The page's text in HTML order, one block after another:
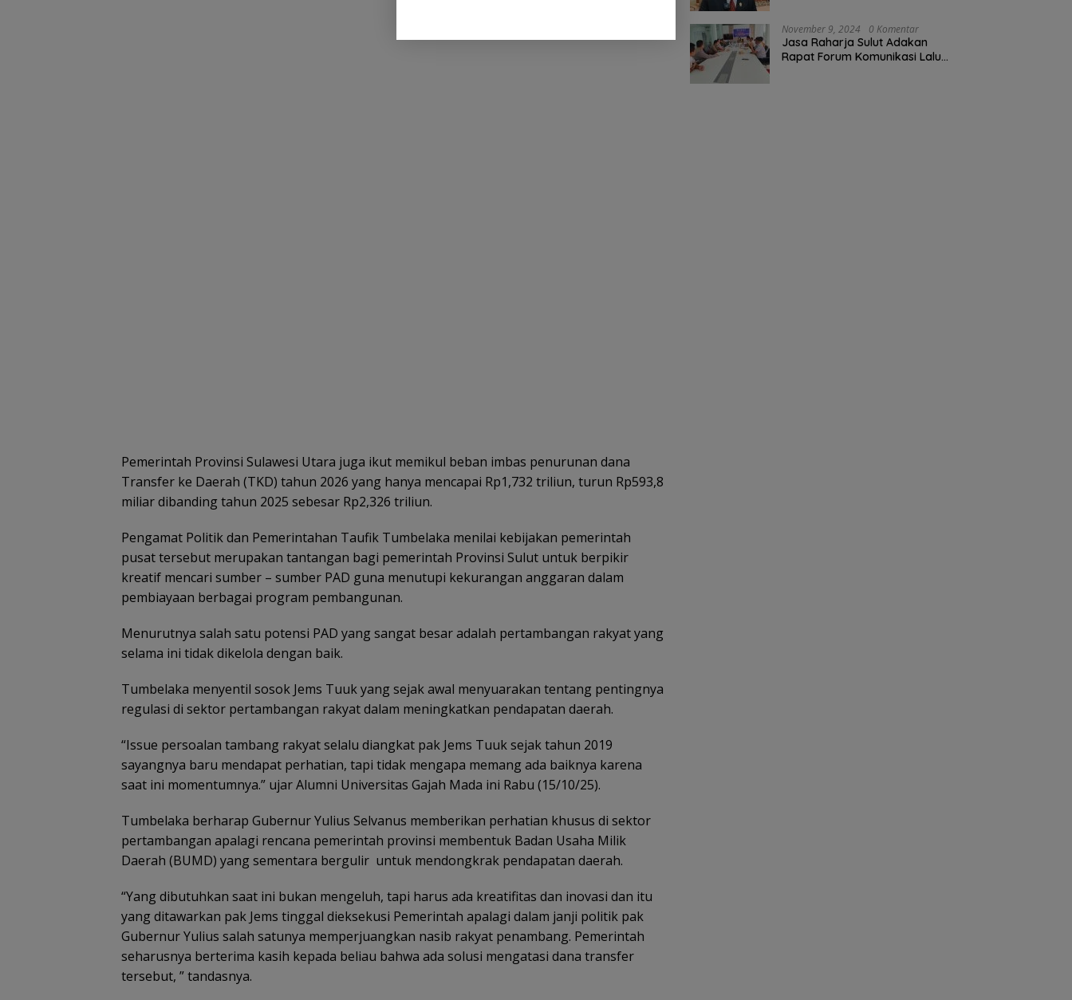
Pemerintah Provinsi Sulawesi Utara juga ikut memikul beban imbas penurunan dana
Transfer ke Daerah (TKD) tahun 2026 yang hanya mencapai Rp1,732 triliun, turun Rp593,8
miliar dibanding tahun 2025 sebesar Rp2,326 triliun.
Pengamat Politik dan Pemerintahan Taufik Tumbelaka menilai kebijakan pemerintah
pusat tersebut merupakan tantangan bagi pemerintah Provinsi Sulut untuk berpikir
kreatif mencari sumber – sumber PAD guna menutupi kekurangan anggaran dalam
pembiayaan berbagai program pembangunan.
Menurutnya salah satu potensi PAD yang sangat besar adalah pertambangan rakyat yang
selama ini tidak dikelola dengan baik.
Tumbelaka menyentil sosok Jems Tuuk yang sejak awal menyuarakan tentang pentingnya
regulasi di sektor pertambangan rakyat dalam meningkatkan pendapatan daerah.
“Issue persoalan tambang rakyat selalu diangkat pak Jems Tuuk sejak tahun 2019
sayangnya baru mendapat perhatian, tapi tidak mengapa memang ada baiknya karena
saat ini momentumnya.” ujar Alumni Universitas Gajah Mada ini Rabu (15/10/25).
Tumbelaka berharap Gubernur Yulius Selvanus memberikan perhatian khusus di sektor
pertambangan apalagi rencana pemerintah provinsi membentuk Badan Usaha Milik
Daerah (BUMD) yang sementara bergulir untuk mendongkrak pendapatan daerah.
“Yang dibutuhkan saat ini bukan mengeluh, tapi harus ada kreatifitas dan inovasi dan itu
yang ditawarkan pak Jems tinggal dieksekusi Pemerintah apalagi dalam janji politik pak
Gubernur Yulius salah satunya memperjuangkan nasib rakyat penambang. Pemerintah
seharusnya berterima kasih kepada beliau bahwa ada solusi mengatasi dana transfer
tersebut, ” tandasnya.
November 9, 2024 0 Komentar
Jasa Raharja Sulut Adakan
Rapat Forum Komunikasi Lalu